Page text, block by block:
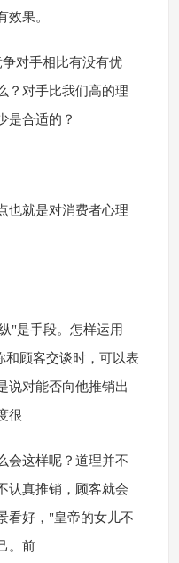
效果。
对手相比有没有优
？对手比我们高的理
是合适的？
也就是对消费者心理
"是手段。怎样运用
和顾客交谈时，可以表
说对能否向他推销出
很
会这样呢？道理并不
认真推销，顾客就会
看好，"皇帝的女儿不
。前